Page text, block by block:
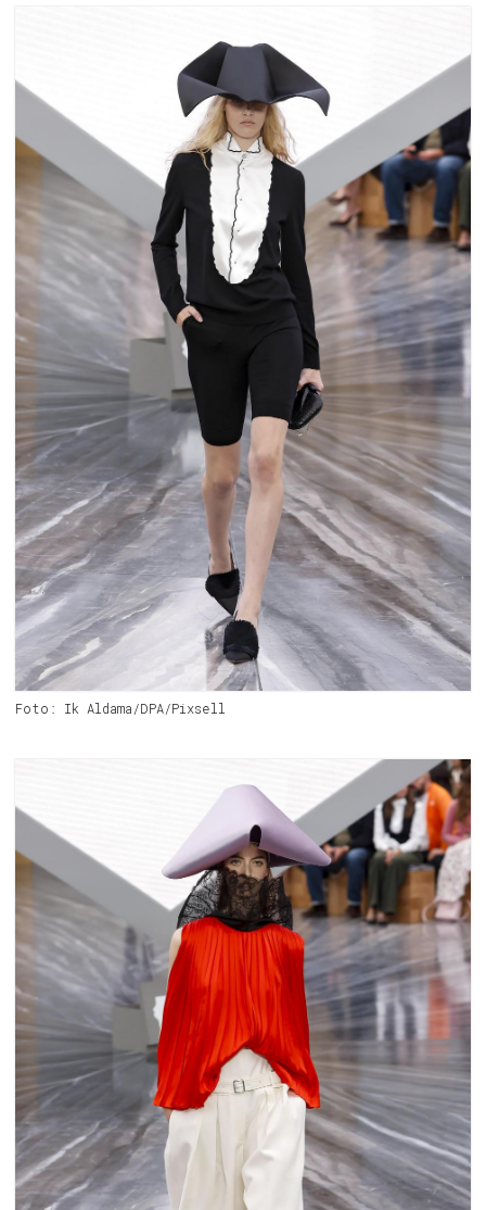
Foto: Ik Aldama/DPA/Pixsell